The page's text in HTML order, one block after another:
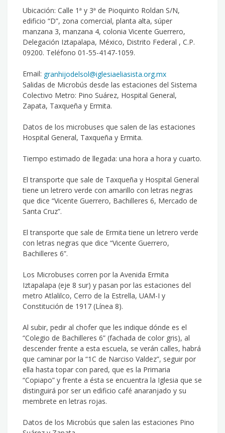
Ubicación: Calle 1ª y 3ª de Pioquinto Roldan S/N,
edificio “D”, zona comercial, planta alta, súper
manzana 3, manzana 4, colonia Vicente Guerrero,
Delegación Iztapalapa, México, Distrito Federal , C.P.
09200. Teléfono 01-55-4147-1059.
Email: granhijodelsol@iglesiaeliasista.org.mx
Salidas de Microbús desde las estaciones del Sistema
Colectivo Metro: Pino Suárez, Hospital General,
Zapata, Taxqueña y Ermita.
Datos de los microbuses que salen de las estaciones
Hospital General, Taxqueña y Ermita.
Tiempo estimado de llegada: una hora a hora y cuarto.
El transporte que sale de Taxqueña y Hospital General
tiene un letrero verde con amarillo con letras negras
que dice “Vicente Guerrero, Bachilleres 6, Mercado de
Santa Cruz”.
El transporte que sale de Ermita tiene un letrero verde
con letras negras que dice “Vicente Guerrero,
Bachilleres 6”.
Los Microbuses corren por la Avenida Ermita
Iztapalapa (eje 8 sur) y pasan por las estaciones del
metro Atlalilco, Cerro de la Estrella, UAM-I y
Constitución de 1917 (Línea 8).
Al subir, pedir al chofer que les indique dónde es el
“Colegio de Bachilleres 6” (fachada de color gris), al
descender frente a esta escuela, se verán calles, habrá
que caminar por la “1C de Narciso Valdez”, seguir por
ella hasta topar con pared, que es la Primaria
“Copiapo” y frente a ésta se encuentra la Iglesia que se
distinguirá por ser un edificio café anaranjado y su
membrete en letras rojas.
Datos de los Microbús que salen las estaciones Pino